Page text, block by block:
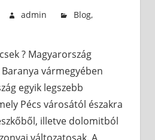
admin Blog,
? Magyarország
vármegyében
egyik legszebb
Pécs városától északra
illetve dolomitból